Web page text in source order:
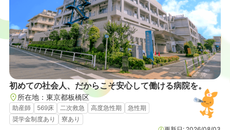
初めての社会人、だからこそ安心して働ける病院を。
所在地：東京都板橋区
助産師 569床 二次救急 高度急性期
急性期
奨学金制度あり
寮あり